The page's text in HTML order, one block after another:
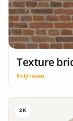
Texture
Polyhaven
2K